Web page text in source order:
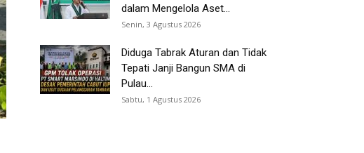
dalam Mengelola Aset...
Senin, 3 Agustus 2026
Diduga Tabrak Aturan dan Tidak
Tepati Janji Bangun SMA di
Pulau...
Sabtu, 1 Agustus 2026